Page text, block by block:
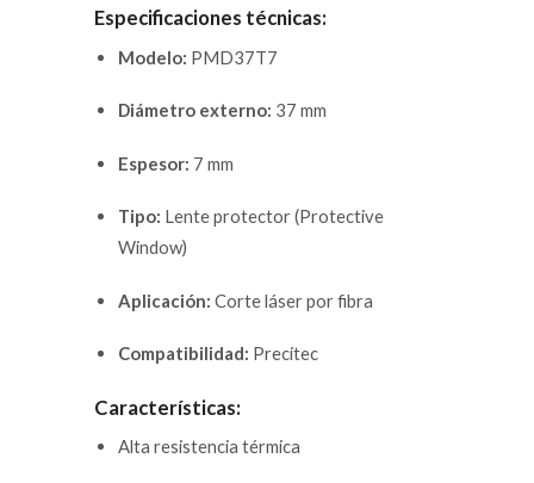
Especificaciones técnicas:
Modelo: PMD37T7
Diámetro externo: 37 mm
Espesor: 7 mm
Tipo: Lente protector (Protective
Window)
Aplicación: Corte láser por fibra
Compatibilidad: Precitec
Características:
Alta resistencia térmica